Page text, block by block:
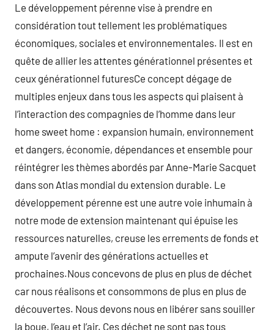
Le développement pérenne vise à prendre en
considération tout tellement les problématiques
économiques, sociales et environnementales. Il est en
quête de allier les attentes générationnel présentes et
ceux générationnel futuresCe concept dégage de
multiples enjeux dans tous les aspects qui plaisent à
l’interaction des compagnies de l’homme dans leur
home sweet home : expansion humain, environnement
et dangers, économie, dépendances et ensemble pour
réintégrer les thèmes abordés par Anne-Marie Sacquet
dans son Atlas mondial du extension durable. Le
développement pérenne est une autre voie inhumain à
notre mode de extension maintenant qui épuise les
ressources naturelles, creuse les errements de fonds et
ampute l’avenir des générations actuelles et
prochaines.Nous concevons de plus en plus de déchet
car nous réalisons et consommons de plus en plus de
découvertes. Nous devons nous en libérer sans souiller
la boue, l’eau et l’air. Ces déchet ne sont pas tous